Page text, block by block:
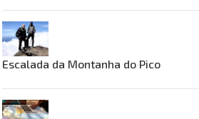
Escalada da Montanha do Pico